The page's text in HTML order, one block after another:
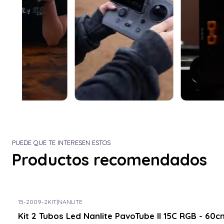
PUEDE QUE TE INTERESEN ESTOS
Productos recomendados
15-2009-2KIT|NANLITE
Kit 2 Tubos Led Nanlite PavoTube II 15C RGB -